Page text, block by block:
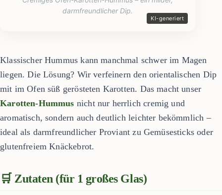
darmfreundlicher Dip.
Klassischer Hummus kann manchmal schwer im Magen
liegen. Die Lösung? Wir verfeinern den orientalischen Dip
mit im Ofen süß gerösteten Karotten. Das macht unser
Karotten-Hummus nicht nur herrlich cremig und
aromatisch, sondern auch deutlich leichter bekömmlich –
ideal als darmfreundlicher Proviant zu Gemüsesticks oder
glutenfreiem Knäckebrot.
🛒 Zutaten (für 1 großes Glas)